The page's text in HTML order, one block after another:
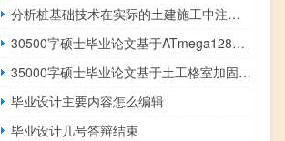
分析桩基础技术在实际的土建施工中注意事项,建筑施工技术中常见的桩基有哪些
30500字硕士毕业论文基于ATmega128单片机的内窥镜自动清洗消毒机的设计与实现
35000字硕士毕业论文基于土工格室加固的粗粒土力学特性
毕业设计主要内容怎么编辑
毕业设计几号答辩结束